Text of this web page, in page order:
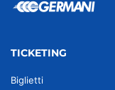
TICKETING
Biglietti